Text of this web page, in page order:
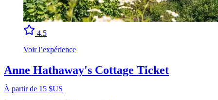
4.5
Voir l’expérience
Anne Hathaway's Cottage Ticket
À partir de 15 $US